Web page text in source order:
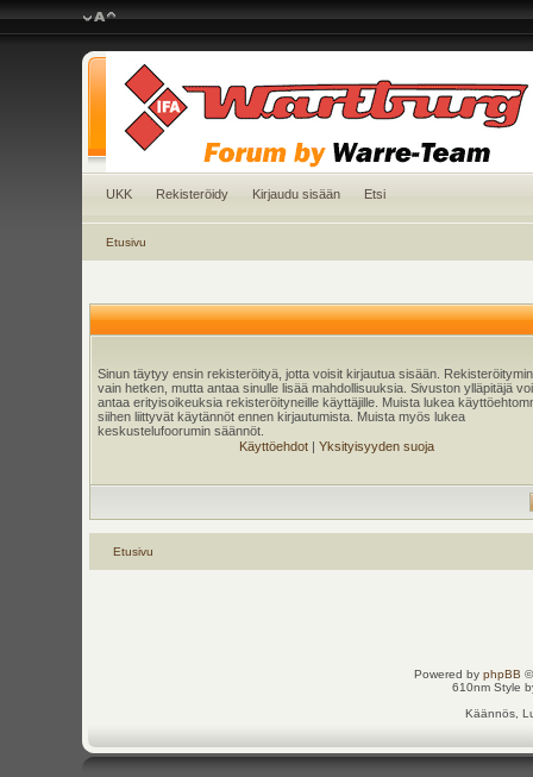
UKK Rekisteröidy Kirjaudu sisään Etsi
Etusivu
Sinun täytyy ensin rekisteröityä, jotta voisit kirjautua sisään.
vain hetken, mutta antaa sinulle lisää mahdollisuuksia. Sivuston ylläpitäjä
antaa erityisoikeuksia rekisteröityneille käyttäjille. Muista lukea
siihen liittyvät käytännöt ennen kirjautumista. Muista myös lukea
keskustelufoorumin säännöt.
Käyttöehdot| Yksityisyyden suoja
Etusivu
Powered by phpBB
610nm Style
Käännös,